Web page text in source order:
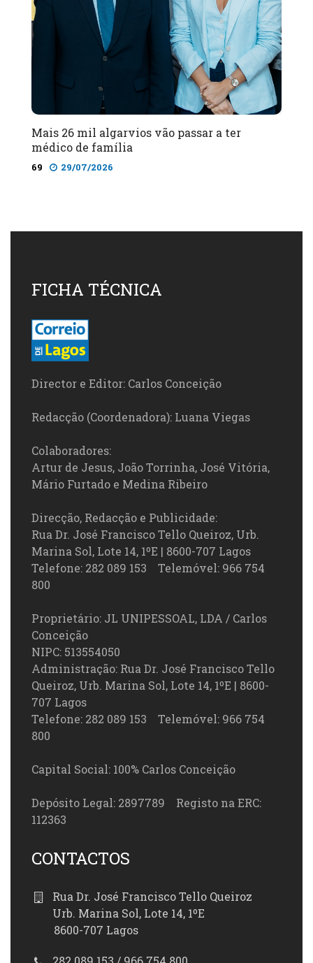
Mais 26 mil algarvios vão passar a ter
médico de família
69 29/07/2026
FICHA TÉCNICA
Director e Editor: Carlos Conceição
Redacção (Coordenadora): Luana Viegas
Colaboradores:
Artur de Jesus, João Torrinha, José Vitória,
Mário Furtado e Medina Ribeiro
Direcção, Redacção e Publicidade:
Rua Dr. José Francisco Tello Queiroz, Urb.
Marina Sol, Lote 14, 1ºE | 8600-707 Lagos
Telefone: 282 089 153 Telemóvel: 966 754
800
Proprietário: JL UNIPESSOAL, LDA / Carlos
Conceição
NIPC: 513554050
Administração: Rua Dr. José Francisco Tello
Queiroz, Urb. Marina Sol, Lote 14, 1ºE | 8600-
707 Lagos
Telefone: 282 089 153 Telemóvel: 966 754
800
Capital Social: 100% Carlos Conceição
Depósito Legal: 2897789 Registo na ERC:
112363
CONTACTOS
Rua Dr. José Francisco Tello Queiroz
Urb. Marina Sol, Lote 14, 1ºE
8600-707 Lagos